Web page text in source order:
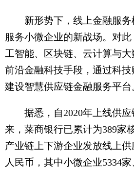
新形势下，线上金融服务
服务小微企业的新战场。对
工智能、区块链、云计算与
前沿金融科技手段，通过科技
建设智慧供应链金融服务平台
据悉，自2020年上线供应
来，莱商银行已累计为389家
产业链上下游企业发放线上供
人民币，其中小微企业5334